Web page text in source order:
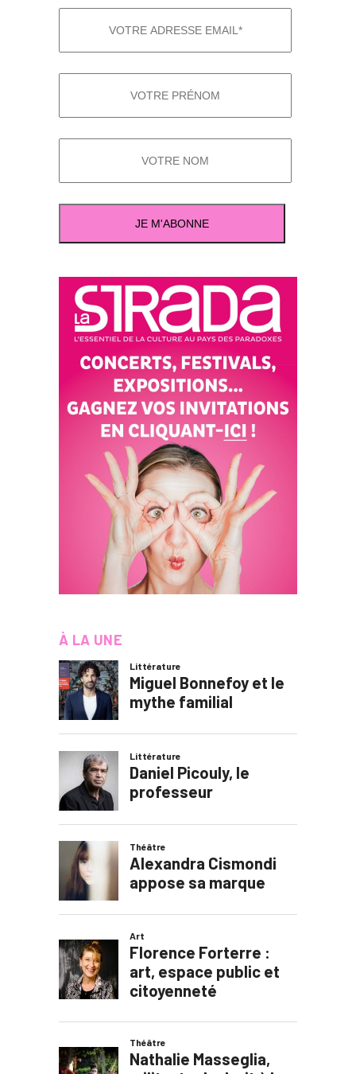
À LA UNE